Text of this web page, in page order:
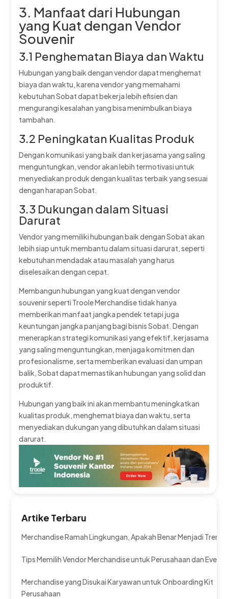
3. Manfaat dari Hubungan
yang Kuat dengan Vendor
Souvenir
3.1 Penghematan Biaya dan Waktu
Hubungan yang baik dengan vendor dapat menghemat
biaya dan waktu, karena vendor yang memahami
kebutuhan Sobat dapat bekerja lebih efisien dan
mengurangi kesalahan yang bisa menimbulkan biaya
tambahan.
3.2 Peningkatan Kualitas Produk
Dengan komunikasi yang baik dan kerjasama yang saling
menguntungkan, vendor akan lebih termotivasi untuk
menyediakan produk dengan kualitas terbaik yang sesuai
dengan harapan Sobat.
3.3 Dukungan dalam Situasi
Darurat
Vendor yang memiliki hubungan baik dengan Sobat akan
lebih siap untuk membantu dalam situasi darurat, seperti
kebutuhan mendadak atau masalah yang harus
diselesaikan dengan cepat.
Membangun hubungan yang kuat dengan vendor
souvenir seperti Troole Merchandise tidak hanya
memberikan manfaat jangka pendek tetapi juga
keuntungan jangka panjang bagi bisnis Sobat. Dengan
menerapkan strategi komunikasi yang efektif, kerjasama
yang saling menguntungkan, menjaga komitmen dan
profesionalisme, serta memberikan evaluasi dan umpan
balik, Sobat dapat memastikan hubungan yang solid dan
produktif.
Hubungan yang baik ini akan membantu meningkatkan
kualitas produk, menghemat biaya dan waktu, serta
menyediakan dukungan yang dibutuhkan dalam situasi
darurat.
Artike Terbaru
Merchandise Ramah Lingkungan, Apakah Benar Menjadi Tren?
Tips Memilih Vendor Merchandise untuk Perusahaan dan Event
Merchandise yang Disukai Karyawan untuk Onboarding Kit
Perusahaan